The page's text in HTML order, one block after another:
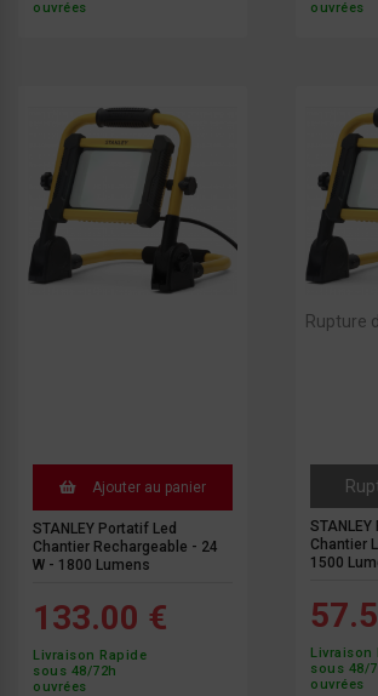
ouvrées
ouvrées
Ajouter au panier
STANLEY Portatif Led
Chantier Rechargeable - 24
W - 1800 Lumens
133.00 €
Livraison Rapide
sous 48/72h
ouvrées
Rupture
Chantier
1500
Livraison
sous 48/
ouvrées